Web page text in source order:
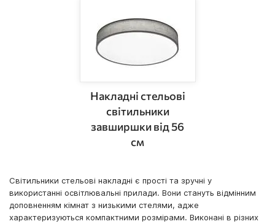
Накладні стельові
світильники
завширшки від 56
см
Світильники стельові накладні є прості та зручні у
використанні освітлювальні прилади. Вони стануть відмінним
доповненням кімнат з низькими стелями, адже
характеризуються компактними розмірами. Виконані в різних